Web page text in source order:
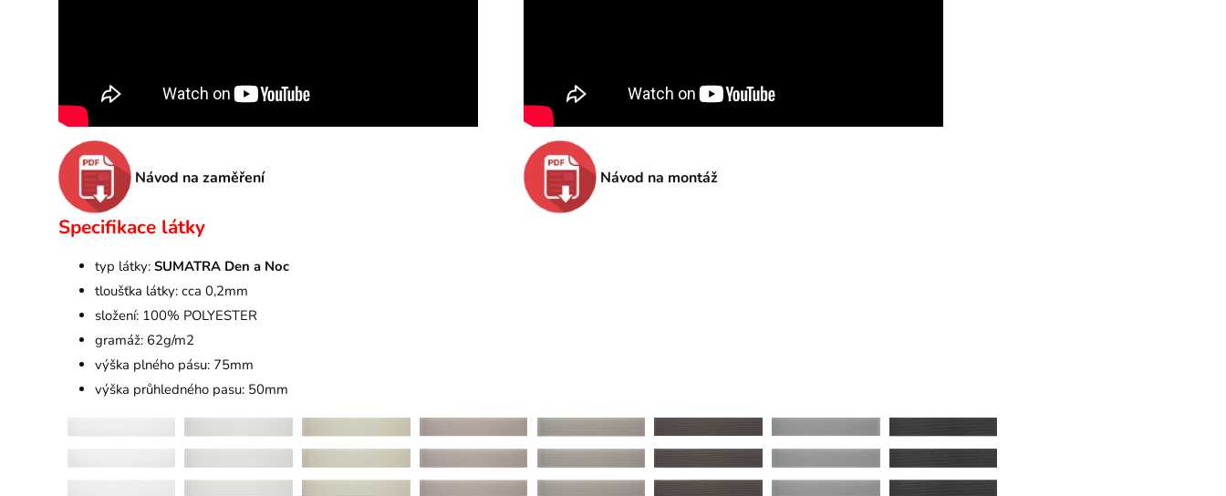
Návod na zaměření Návod na montáž
Specifikace látky
typ látky: SUMATRA Den a Noc
tloušťka látky: cca 0,2mm
složení: 100% POLYESTER
gramáž: 62g/m2
výška plného pásu: 75mm
výška průhledného pasu: 50mm